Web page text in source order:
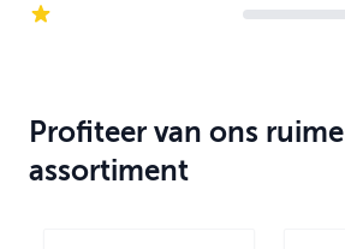
1-star reviews
Profiteer van ons ruime
assortiment